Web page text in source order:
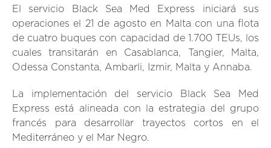
El servicio Black Sea Med Express iniciará sus
operaciones el 21 de agosto en Malta con una flota
de cuatro buques con capacidad de 1.700 TEUs, los
cuales transitarán en Casablanca, Tangier, Malta,
Odessa Constanta, Ambarli, Izmir, Malta y Annaba.
La implementación del servicio Black Sea Med
Express está alineada con la estrategia del grupo
francés para desarrollar trayectos cortos en el
Mediterráneo y el Mar Negro.